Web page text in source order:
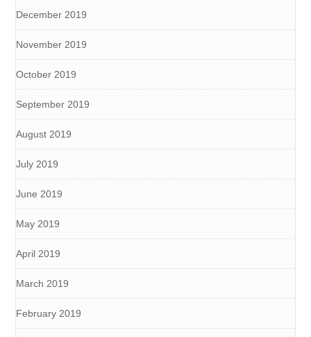
December 2019
November 2019
October 2019
September 2019
August 2019
July 2019
June 2019
May 2019
April 2019
March 2019
February 2019